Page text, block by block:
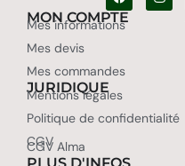
MON COMPTE
Mes informations
Mes devis
Mes commandes
JURIDIQUE
Mentions légales
Politique de confidentialité
CGV
CGV Alma